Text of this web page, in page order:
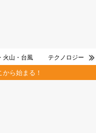
火山・台風 テクノロジー
ら始まる！